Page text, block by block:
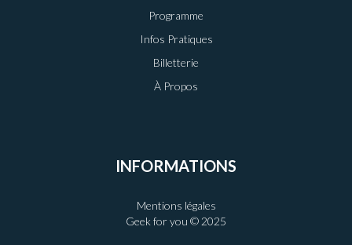
Programme
Infos Pratiques
Billetterie
À Propos
INFORMATIONS
Mentions légales
Geek for you © 2025